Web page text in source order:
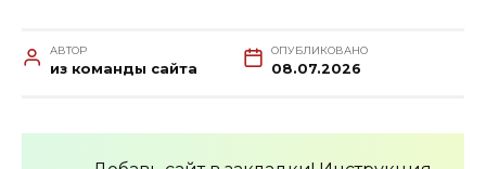
АВТОР
из команды сайта
ОПУБЛИКОВАНО
08.07.2026